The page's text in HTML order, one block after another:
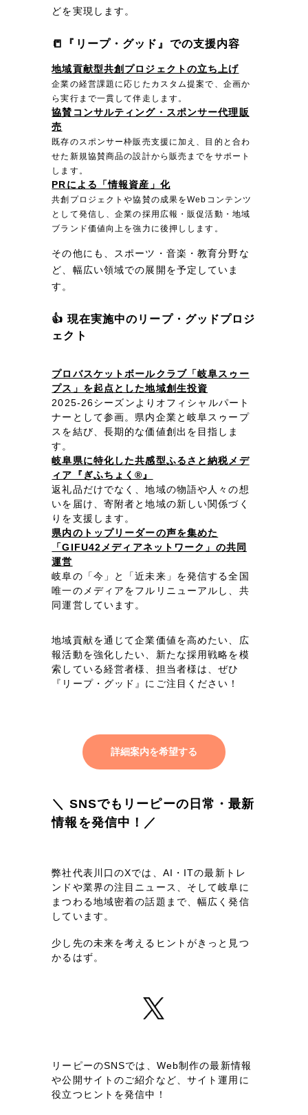
どを実現します。
📒『リープ・グッド』での支援内容
地域貢献型共創プロジェクトの立ち上げ
企業の経営課題に応じたカスタム提案で、企画か
ら実行まで一貫して伴走します。
協賛コンサルティング・スポンサー代理販
売
既存のスポンサー枠販売支援に加え、目的と合わ
せた新規協賛商品の設計から販売までをサポート
します。
PRによる「情報資産」化
共創プロジェクトや協賛の成果をWebコンテンツ
として発信し、企業の採用広報・販促活動・地域
ブランド価値向上を強力に後押しします。
その他にも、スポーツ・音楽・教育分野な
ど、幅広い領域での展開を予定していま
す。
👍 現在実施中のリープ・グッドプロジ
ェクト
プロバスケットボールクラブ「岐阜スゥー
プス」を起点とした地域創生投資
2025-26シーズンよりオフィシャルパート
ナーとして参画。県内企業と岐阜スゥープ
スを結び、長期的な価値創出を目指しま
す。
岐阜県に特化した共感型ふるさと納税メデ
ィア『ぎふちょく®』
返礼品だけでなく、地域の物語や人々の想
いを届け、寄附者と地域の新しい関係づく
りを支援します。
県内のトップリーダーの声を集めた
「GIFU42メディアネットワーク」の共同
運営
岐阜の「今」と「近未来」を発信する全国
唯一のメディアをフルリニューアルし、共
同運営しています。
地域貢献を通じて企業価値を高めたい、広
報活動を強化したい、新たな採用戦略を模
索している経営者様、担当者様は、ぜひ
『リープ・グッド』にご注目ください！
詳細案内を希望する
＼ SNSでもリーピーの日常・最新
情報を発信中！／
弊社代表川口のXでは、AI・ITの最新トレ
ンドや業界の注目ニュース、そして岐阜に
まつわる地域密着の話題まで、幅広く発信
しています。
少し先の未来を考えるヒントがきっと見つ
かるはず。
リーピーのSNSでは、Web制作の最新情報
や公開サイトのご紹介など、 サイト運用に
役立つヒントを発信中！